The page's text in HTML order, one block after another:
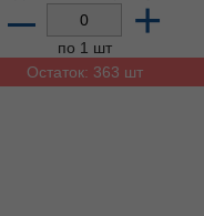
– +
по 1 шт
Остаток: 363 шт